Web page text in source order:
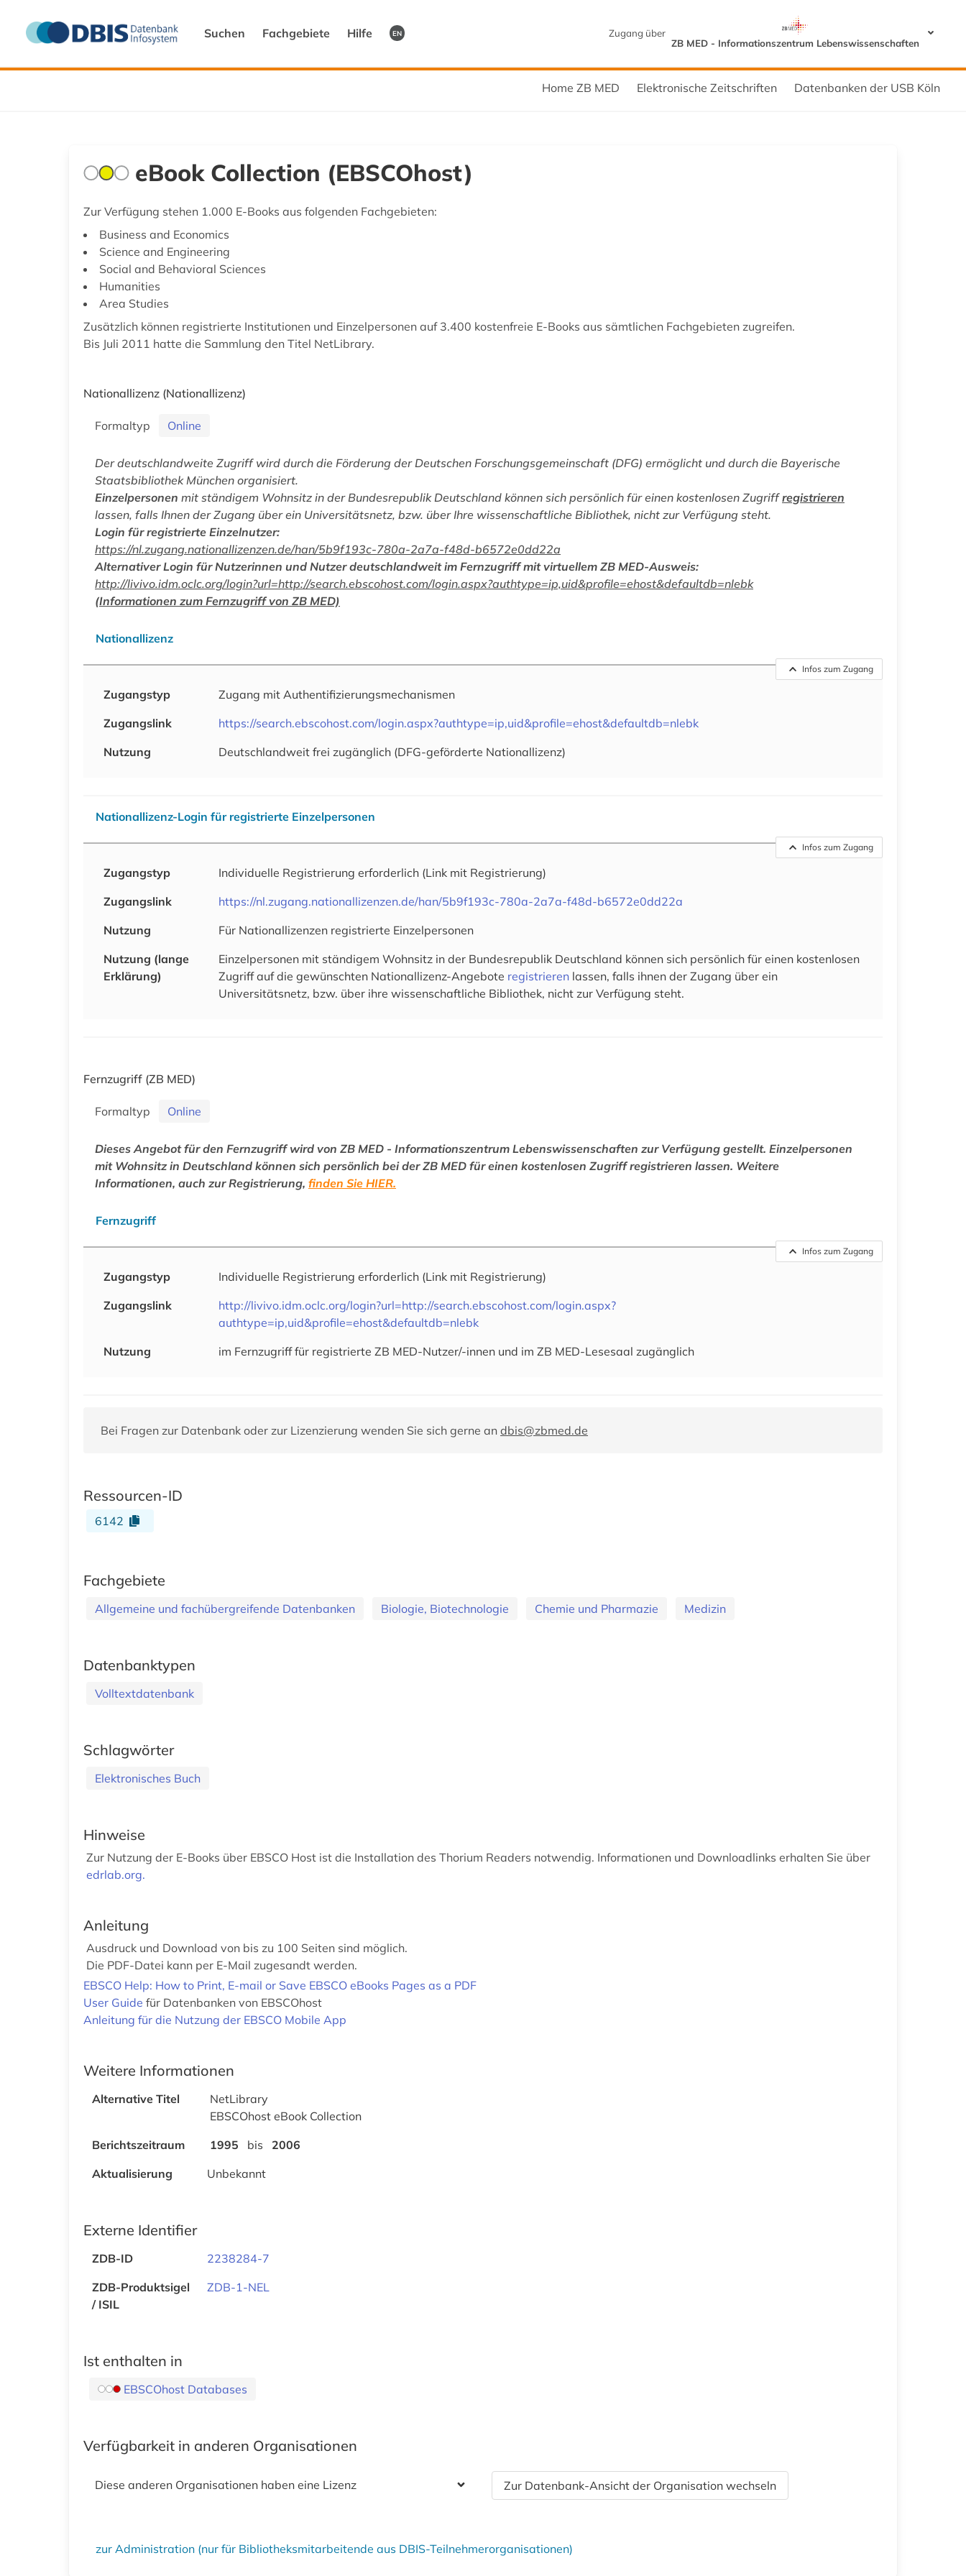
Suchen Fachgebiete Hilfe EN
Zugang über
ZB MED - Informationszentrum Lebenswissenschaften
Home ZB MED Elektronische Zeitschriften Datenbanken der USB Köln
eBook Collection (EBSCOhost)
Zur Verfügung stehen 1.000 E-Books aus folgenden Fachgebieten:
Business and Economics
Science and Engineering
Social and Behavioral Sciences
Humanities
Area Studies
Zusätzlich können registrierte Institutionen und Einzelpersonen auf 3.400 kostenfreie E-Books aus sämtlichen Fachgebieten zugreifen.
Bis Juli 2011 hatte die Sammlung den Titel NetLibrary.
Nationallizenz (Nationallizenz)
Formaltyp Online
Der deutschlandweite Zugriff wird durch die Förderung der Deutschen Forschungsgemeinschaft (DFG) ermöglicht und durch die Bayerische
Staatsbibliothek München organisiert.
Einzelpersonen mit ständigem Wohnsitz in der Bundesrepublik Deutschland können sich persönlich für einen kostenlosen Zugriffregistrieren
lassen, falls Ihnen der Zugang über ein Universitätsnetz, bzw. über Ihre wissenschaftliche Bibliothek, nicht zur Verfügung steht.
Login für registrierte Einzelnutzer:
https://nl.zugang.nationallizenzen.de/han/5b9f193c-780a-2a7a-f48d-b6572e0dd22a
Alternativer Login für Nutzerinnen und Nutzer deutschlandweit im Fernzugriff mit virtuellem ZB MED-Ausweis:
http://livivo.idm.oclc.org/login?url=http://search.ebscohost.com/login.aspx?authtype=ip,uid&profile=ehost&defaultdb=nlebk
(Informationen zum Fernzugriff von ZB MED)
Nationallizenz
Infos zum Zugang
Zugangstyp
Zugang mit Authentifizierungsmechanismen
Zugangslink
https://search.ebscohost.com/login.aspx?authtype=ip,uid&profile=ehost&defaultdb=nlebk
Nutzung
Deutschlandweit frei zugänglich (DFG-geförderte Nationallizenz)
Nationallizenz-Login für registrierte Einzelpersonen
Infos zum Zugang
Zugangstyp Individuelle Registrierung erforderlich (Link mit Registrierung)
Zugangslink
https://nl.zugang.nationallizenzen.de/han/5b9f193c-780a-2a7a-f48d-b6572e0dd22a
Nutzung
Für Nationallizenzen registrierte Einzelpersonen
Nutzung (lange
Erklärung)
Einzelpersonen mit ständigem Wohnsitz in der Bundesrepublik Deutschland können sich persönlich für einen kostenlosen
Zugriff auf die gewünschten Nationallizenz-Angebote registrieren lassen, falls ihnen der Zugang über ein
Universitätsnetz, bzw. über ihre wissenschaftliche Bibliothek, nicht zur Verfügung steht.
Fernzugriff (ZB MED)
Formaltyp Online
Dieses Angebot für den Fernzugriff wird von ZB MED - Informationszentrum Lebenswissenschaften zur Verfügung gestellt. Einzelpersonen
mit Wohnsitz in Deutschland können sich persönlich bei der ZB MED für einen kostenlosen Zugriff registrieren lassen. Weitere
Informationen, auch zur Registrierung, finden Sie HIER.
Fernzugriff
Infos zum Zugang
Zugangstyp Individuelle Registrierung erforderlich (Link mit Registrierung)
Zugangslink
http://livivo.idm.oclc.org/login?url=http://search.ebscohost.com/login.aspx?
authtype=ip,uid&profile=ehost&defaultdb=nlebk
Nutzung
im Fernzugriff für registrierte ZB MED-Nutzer/-innen und im ZB MED-Lesesaal zugänglich
Bei Fragen zur Datenbank oder zur Lizenzierung wenden Sie sich gerne an dbis@zbmed.de
Ressourcen-ID
6142
Fachgebiete
Allgemeine und fachübergreifende Datenbanken Biologie, Biotechnologie Chemie und Pharmazie Medizin
Datenbanktypen
Volltextdatenbank
Schlagwörter
Elektronisches Buch
Hinweise
Zur Nutzung der E-Books über EBSCO Host ist die Installation des Thorium Readers notwendig. Informationen und Downloadlinks erhalten Sie über
edrlab.org.
Anleitung
Ausdruck und Download von bis zu 100 Seiten sind möglich.
Die PDF-Datei kann per E-Mail zugesandt werden.
EBSCO Help: How to Print, E-mail or Save EBSCO eBooks Pages as a PDF
User Guide für Datenbanken von EBSCOhost
Anleitung für die Nutzung der EBSCO Mobile App
Weitere Informationen
Alternative Titel
NetLibrary
EBSCOhost eBook Collection
Berichtszeitraum
1995 bis
2006
Aktualisierung
Unbekannt
Externe Identifier
ZDB-ID
2238284-7
ZDB-Produktsigel
/ ISIL
ZDB-1-NEL
Ist enthalten in
EBSCOhost Databases
Verfügbarkeit in anderen Organisationen
Diese anderen Organisationen haben eine Lizenz Zur Datenbank-Ansicht der Organisation wechseln
zur Administration (nur für Bibliotheksmitarbeitende aus DBIS-Teilnehmerorganisationen)